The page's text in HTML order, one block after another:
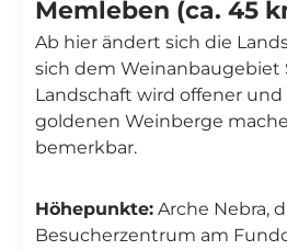
Memleben (ca. 45
Ab hier ändert sich die
sich dem Weinanbaugebiet
Landschaft wird offener
goldenen Weinberge
bemerkbar.
Höhepunkte: Arche Nebra,
Besucherzentrum am